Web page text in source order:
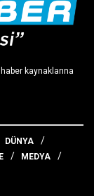
kaynaklarına
DÜNYA
MEDYA